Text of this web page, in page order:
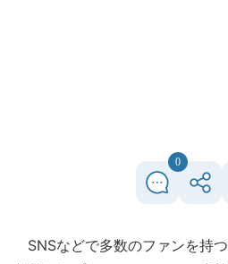
0
SNSなどで多数のファンを持